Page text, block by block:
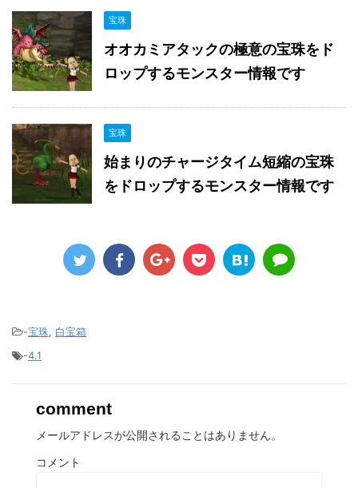
宝珠
オオカミアタックの極意の宝珠をド
ロップするモンスター情報です
宝珠
始まりのチャージタイム短縮の宝珠
をドロップするモンスター情報です
-宝珠, 白宝箱
-4.1
comment
メールアドレスが公開されることはありません。
コメント